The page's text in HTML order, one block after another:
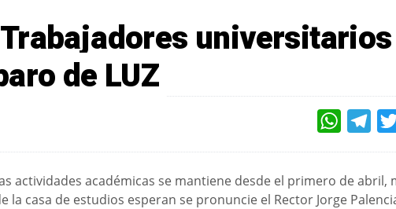
Trabajadores universitarios
de LUZ
WHATSAPP
actividades académicas se mantiene desde el primero de abril,
la casa de estudios esperan se pronuncie el Rector Jorge